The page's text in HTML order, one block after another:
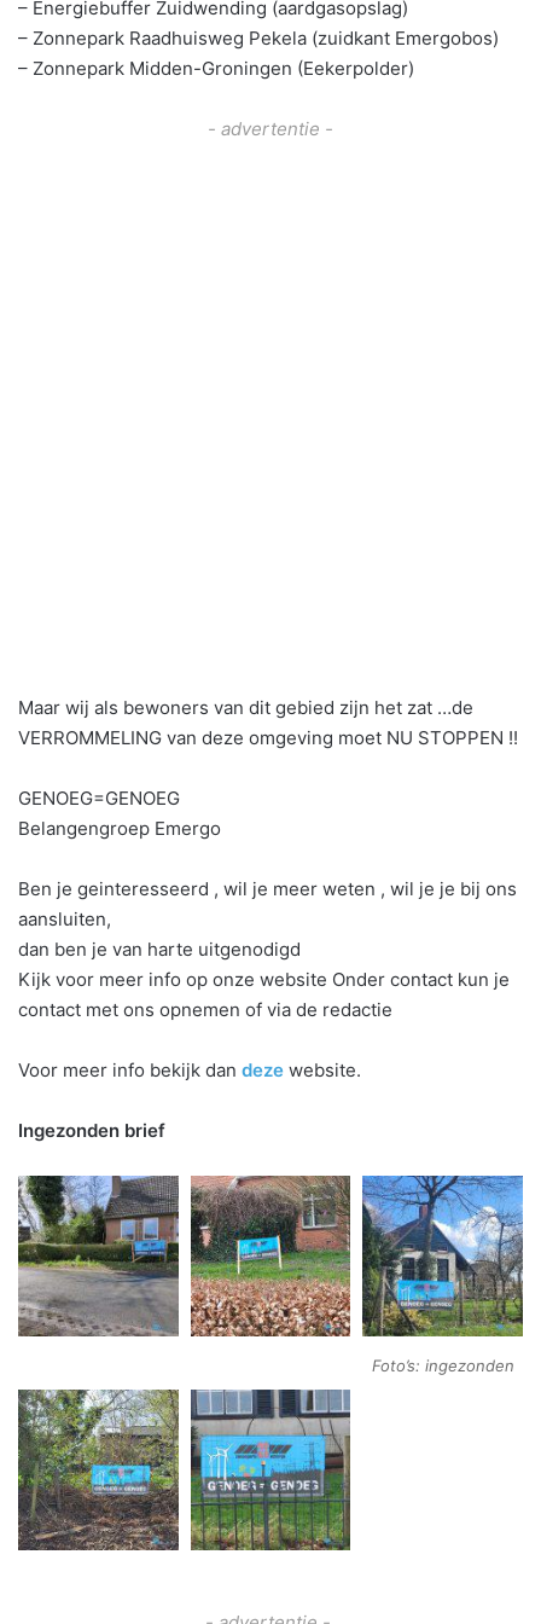
– Energiebuffer Zuidwending (aardgasopslag)
– Zonnepark Raadhuisweg Pekela (zuidkant Emergobos)
– Zonnepark Midden-Groningen (Eekerpolder)
- advertentie -
Maar wij als bewoners van dit gebied zijn het zat …de
VERROMMELING van deze omgeving moet NU STOPPEN !!
GENOEG=GENOEG
Belangengroep Emergo
Ben je geinteresseerd , wil je meer weten , wil je je bij ons
aansluiten,
dan ben je van harte uitgenodigd
Kijk voor meer info op onze website Onder contact kun je
contact met ons opnemen of via de redactie
Voor meer info bekijk dan deze website.
Ingezonden brief
Foto’s: ingezonden